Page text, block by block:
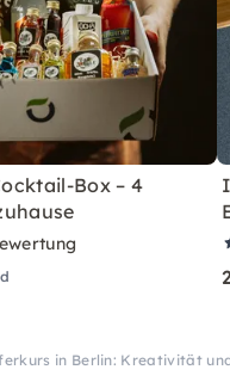
Box – 4
in Berlin: Kreativität